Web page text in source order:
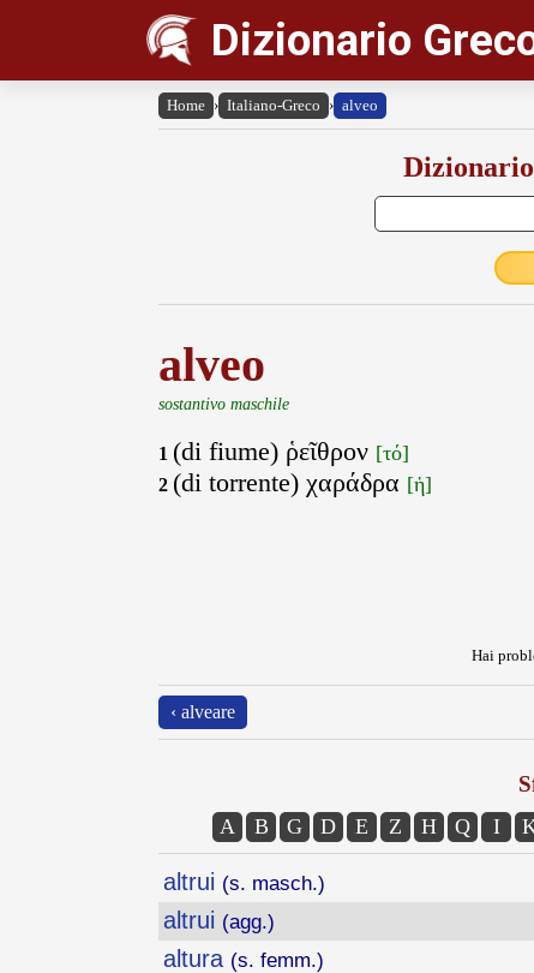
Dizionario
Home › Italiano-Greco › alveo
alveo
sostantivo maschile
1 (di fiume) ῥεῖθρον [τό]
2 (di torrente) χαράδρα [ἡ]
Hai
‹ alveare
A B G D E Z H Q I
altrui (s. masch.)
altrui (agg.)
altura (s. femm.)